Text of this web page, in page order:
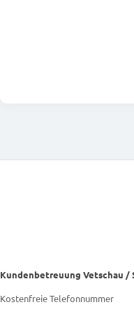
Kundenbetreuung Vetschau /
Kostenfreie Telefonnummer